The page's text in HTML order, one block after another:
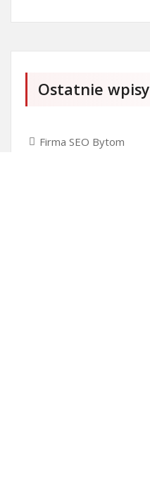
Ostatnie wpisy
Firma SEO Bytom